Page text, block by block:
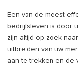
Een van de meest
bedrijfsleven is door
zijn altijd op zoek
uitbreiden van uw
aan te trekken en de